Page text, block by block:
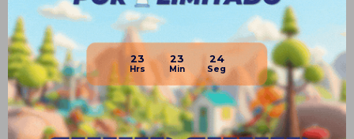
23 23 23
Productos que te pueden interesar